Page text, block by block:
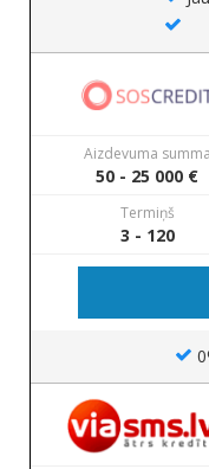
Aizdevuma summa
50 - 25 000 €
Termiņš
3 - 120